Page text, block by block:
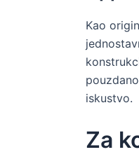
Kao
iskustvo.
Za